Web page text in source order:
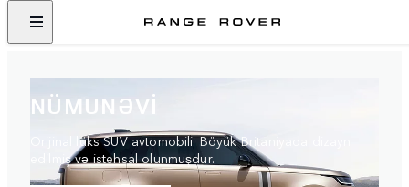
NÜMUNƏVİ
Orijinal lüks SUV avtomobili. Böyük Britaniyada dizayn
edilmiş və istehsal olunmuşdur.